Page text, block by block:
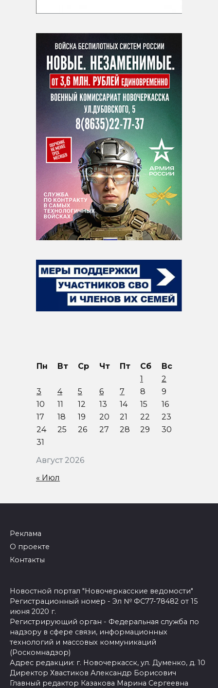
Август 2026
Пн Вт Ср Чт Пт Сб
Вс
1
2
3
4 5 6 7 8
9
10
11 12 13 14 15
16
17
18 19 20 21 22
23
24
25 26 27 28 29
30
31
« Июл
Реклама
О проекте
Контакты
Новостной портал "Новочеркасские ведомости"
Регистрационный номер - Эл № ФС77-78482 от 15
июня 2020 г.
Регистрирующий орган - Федеральная служба по
надзору в сфере связи, информационных
технологий и массовых коммуникаций
(Роскомнадзор)
Адрес редакции: г. Новочеркасск, ул. Думенко, д. 10
Директор Хвастиков Александр Борисович
Главный редактор Казакова Марина Сергеевна